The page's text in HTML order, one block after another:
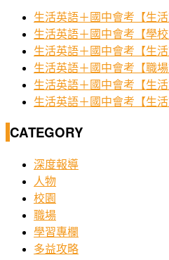
生活英語＋國中會考【生
生活英語＋國中會考【學
生活英語＋國中會考【生
生活英語＋國中會考【職
生活英語＋國中會考【生
生活英語＋國中會考【生
CATEGORY
深度報導
人物
校園
職場
學習專欄
多益攻略